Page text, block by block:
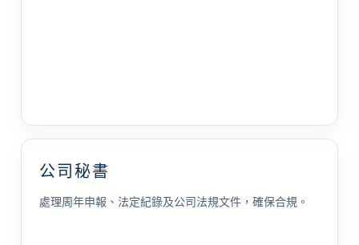
公司秘書
處理周年申報、法定紀錄及公司法規文件，確保合規。